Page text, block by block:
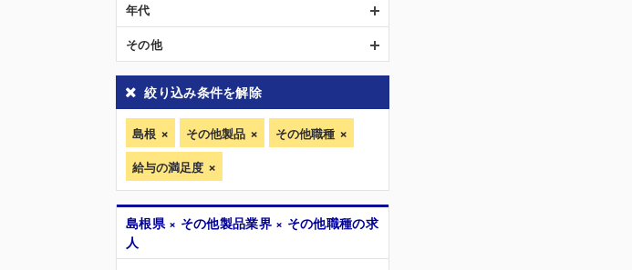
年代
その他
絞り込み条件を解除
島根 その他製品
その他職種
給与の満足度
島根県 × その他製品業界 × その他職種の求
人